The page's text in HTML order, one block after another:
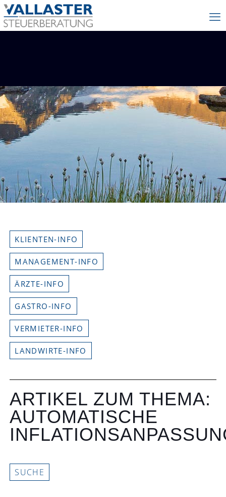
KLIENTEN-INFO
MANAGEMENT-INFO
ÄRZTE-INFO
GASTRO-INFO
VERMIETER-INFO
LANDWIRTE-INFO
ARTIKEL ZUM THEMA:
AUTOMATISCHE
SUCHE